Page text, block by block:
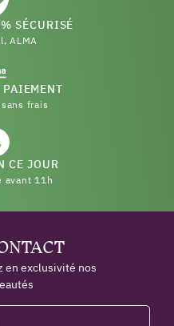
SÉCURISÉ
ALMA
frais
CE JOUR
avant 11h
en exclusivité nos